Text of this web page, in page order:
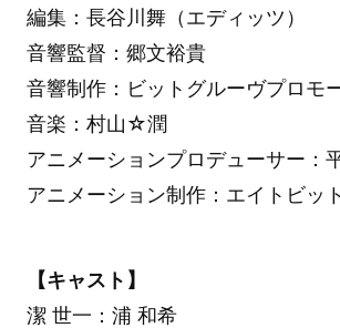
編集：長谷川舞（エディッツ）
音響監督：郷文裕貴
音響制作：ビットグルーヴプロモ
音楽：村山☆潤
アニメーションプロデューサー：
アニメーション制作：エイトビット
【キャスト】
潔 世一：浦 和希